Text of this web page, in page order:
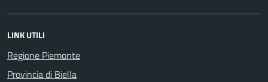
LINK UTILI
Regione Piemonte
Provincia di Biella